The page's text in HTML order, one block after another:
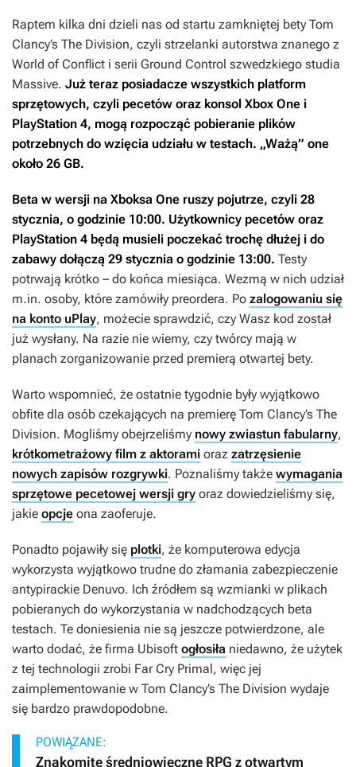
Raptem kilka dni dzieli nas od startu zamkniętej bety Tom
Clancy’s The Division, czyli strzelanki autorstwa znanego z
World of Conflict i serii Ground Control szwedzkiego studia
Massive. Już teraz posiadacze wszystkich platform
sprzętowych, czyli pecetów oraz konsol Xbox One i
PlayStation 4, mogą rozpocząć pobieranie plików
potrzebnych do wzięcia udziału w testach. „Ważą” one
około 26 GB.
Beta w wersji na Xboksa One ruszy pojutrze, czyli 28
stycznia, o godzinie 10:00. Użytkownicy pecetów oraz
PlayStation 4 będą musieli poczekać trochę dłużej i do
zabawy dołączą 29 stycznia o godzinie 13:00. Testy
potrwają krótko – do końca miesiąca. Wezmą w nich udział
m.in. osoby, które zamówiły preordera. Po zalogowaniu się
na konto uPlay, możecie sprawdzić, czy Wasz kod został
już wysłany. Na razie nie wiemy, czy twórcy mają w
planach zorganizowanie przed premierą otwartej bety.
Warto wspomnieć, że ostatnie tygodnie były wyjątkowo
obfite dla osób czekających na premierę Tom Clancy’s The
Division. Mogliśmy obejrzeliśmy nowy zwiastun fabularny,
krótkometrażowy film z aktorami oraz zatrzęsienie
nowych zapisów rozgrywki. Poznaliśmy także wymagania
sprzętowe pecetowej wersji gry oraz dowiedzieliśmy się,
jakie opcje ona zaoferuje.
Ponadto pojawiły się plotki, że komputerowa edycja
wykorzysta wyjątkowo trudne do złamania zabezpieczenie
antypirackie Denuvo. Ich źródłem są wzmianki w plikach
pobieranych do wykorzystania w nadchodzących beta
testach. Te doniesienia nie są jeszcze potwierdzone, ale
warto dodać, że firma Ubisoft ogłosiła niedawno, że użytek
z tej technologii zrobi Far Cry Primal, więc jej
zaimplementowanie w Tom Clancy’s The Division wydaje
się bardzo prawdopodobne.
POWIĄZANE:
Znakomite średniowieczne RPG z otwartym